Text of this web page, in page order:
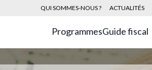
QUI SOMMES-NOUS ? ACTUALITÉS
ProgrammesGuide fiscal